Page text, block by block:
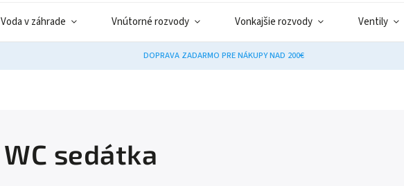
Voda v záhrade Vnútorné rozvody Vonkajšie rozvody Ventily
DOPRAVA ZADARMO PRE NÁKUPY NAD 200€
WC sedátka